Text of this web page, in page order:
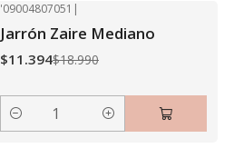
'09004807051 |
Jarrón Zaire Mediano
$11.394$18.990
Cantidad